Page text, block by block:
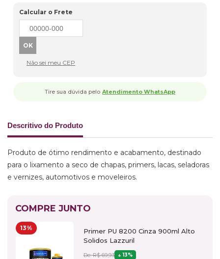
Calcular o Frete
Não sei meu CEP
Tire sua dúvida pelo Atendimento WhatsApp
Descritivo do Produto
Produto de ótimo rendimento e acabamento, destinado
para o lixamento a seco de chapas, primers, lacas, seladoras
e vernizes, automotivos e moveleiros.
COMPRE JUNTO
13%
Primer PU 8200 Cinza 900ml Alto
Solidos Lazzuril
De: R$ 69,93 13%